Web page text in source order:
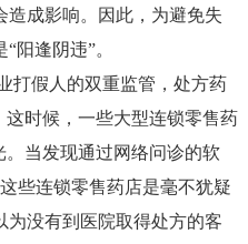
造成影响。因此，为避免失
阳逢阴违”。
打假人的双重监管，处方药
这时候，一些大型连锁零售药
。当发现通过网络问诊的软
些连锁零售药店是毫不犹疑
为没有到医院取得处方的客